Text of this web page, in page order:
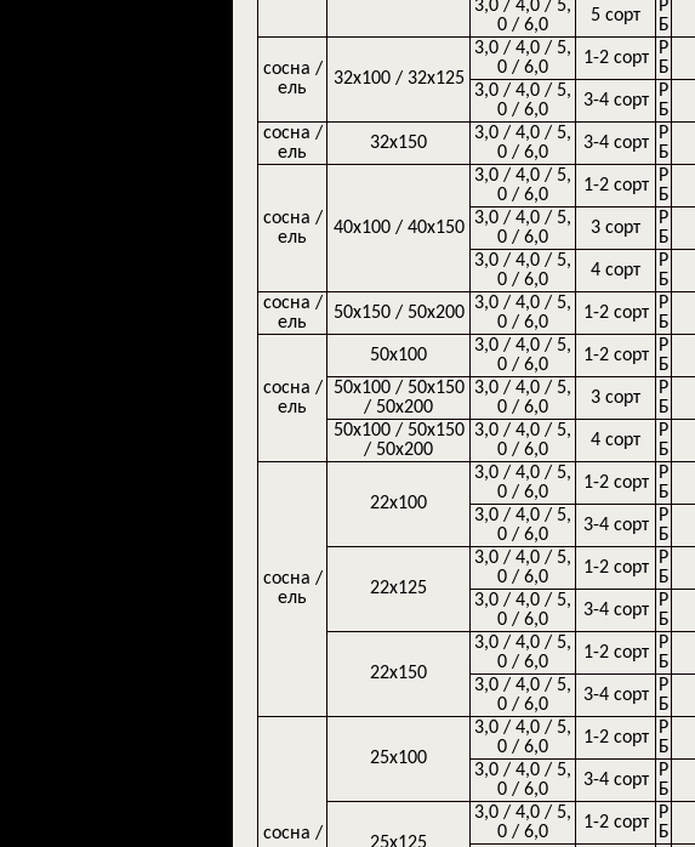
3,0 / 4,0 / 5,
0 / 6,0
5 сорт
Р
Б
сосна /
ель
32х100 / 32х125
3,0 / 4,0 / 5,
0 / 6,0
1-2 сорт
Р
Б
3,0 / 4,0 / 5,
0 / 6,0
3-4 сорт
Р
Б
сосна /
ель
32х150
3,0 / 4,0 / 5,
0 / 6,0
3-4 сорт
Р
Б
сосна /
ель
40х100 / 40х150
3,0 / 4,0 / 5,
0 / 6,0
1-2 сорт
Р
Б
3,0 / 4,0 / 5,
0 / 6,0
3 сорт
Р
Б
3,0 / 4,0 / 5,
0 / 6,0
4 сорт
Р
Б
сосна /
ель
50х150 / 50х200 3,0 / 4,0 / 5,
0 / 6,0
1-2 сорт
Р
Б
сосна /
ель
50х100
3,0 / 4,0 / 5,
0 / 6,0
1-2 сорт
Р
Б
50х100 / 50х150
/ 50х200
3,0 / 4,0 / 5,
0 / 6,0
3 сорт
Р
Б
50х100 / 50х150
/ 50х200
3,0 / 4,0 / 5,
0 / 6,0
4 сорт
Р
Б
сосна /
ель
22х100
3,0 / 4,0 / 5,
0 / 6,0
1-2 сорт
Р
Б
3,0 / 4,0 / 5,
0 / 6,0
3-4 сорт
Р
Б
22х125
3,0 / 4,0 / 5,
0 / 6,0
1-2 сорт
Р
Б
3,0 / 4,0 / 5,
0 / 6,0
3-4 сорт
Р
Б
22х150
3,0 / 4,0 / 5,
0 / 6,0
1-2 сорт
Р
Б
3,0 / 4,0 / 5,
0 / 6,0
3-4 сорт
Р
Б
сосна /
25х100
3,0 / 4,0 / 5,
0 / 6,0
1-2 сорт
Р
Б
3,0 / 4,0 / 5,
0 / 6,0
3-4 сорт
Р
Б
3,0 / 4,0 / 5,
0 / 6,0
1-2 сорт
Р
Б